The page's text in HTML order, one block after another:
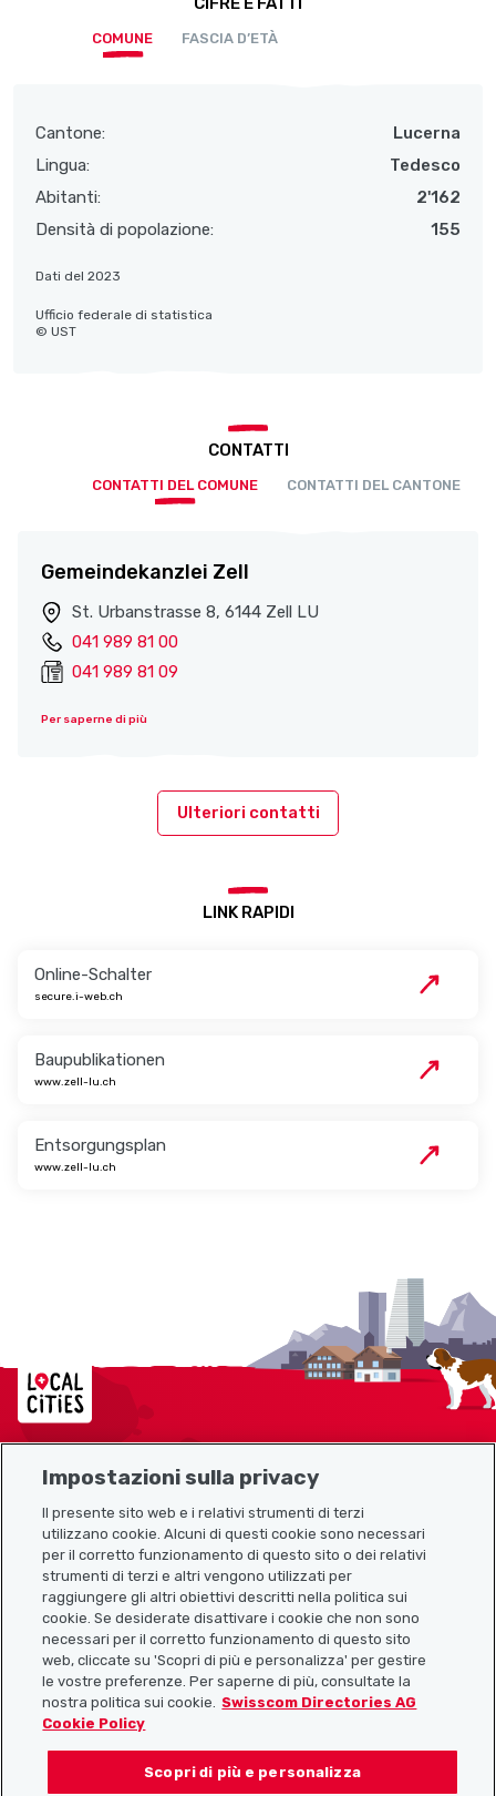
COMUNE FASCIA D’ETÀ
Cantone:
Lucerna
Lingua:
Tedesco
Abitanti:
2'162
Densità di popolazione:
155
Dati del 2023
Ufficio federale di statistica
© UST
CONTATTI
CONTATTI DEL COMUNE CONTATTI DEL CANTONE
Gemeindekanzlei Zell
St. Urbanstrasse 8, 6144 Zell LU
041 989 81 00
041 989 81 09
Per saperne di più
Ulteriori contatti
LINK RAPIDI
Online-Schalter
secure.i-web.ch
Baupublikationen
www.zell-lu.ch
Entsorgungsplan
www.zell-lu.ch
Localcities
Link utili
Scarica l’app Localcities
Seguiteci su:
Impostazioni sulla privacy
Il presente sito web e i relativi strumenti di terzi
utilizzano cookie. Alcuni di questi cookie sono necessari
per il corretto funzionamento di questo sito o dei relativi
strumenti di terzi e altri vengono utilizzati per
raggiungere gli altri obiettivi descritti nella politica sui
cookie. Se desiderate disattivare i cookie che non sono
necessari per il corretto funzionamento di questo sito
web, cliccate su 'Scopri di più e personalizza' per gestire
le vostre preferenze. Per saperne di più, consultate la
nostra politica sui cookie.
Swisscom Directories AG
Cookie Policy
Scopri di più e personalizza